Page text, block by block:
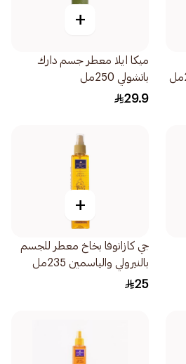
+
ميكا ايلا معطر جسم دارك
باتشولي 250مل
29.9
+
جي كازانوفا بخاخ معطر للجسم
بالنيرولي والياسمين 235مل
25